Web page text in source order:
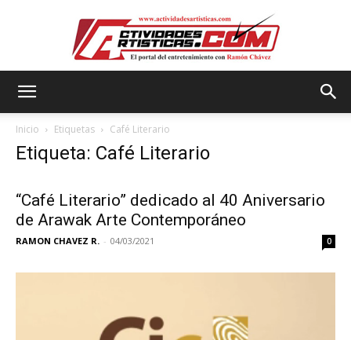
Inicio Etiquetas Café Literario
Etiqueta: Café Literario
“Café Literario” dedicado al 40 Aniversario
de Arawak Arte Contemporáneo
RAMON CHAVEZ R. - 04/03/2021 0